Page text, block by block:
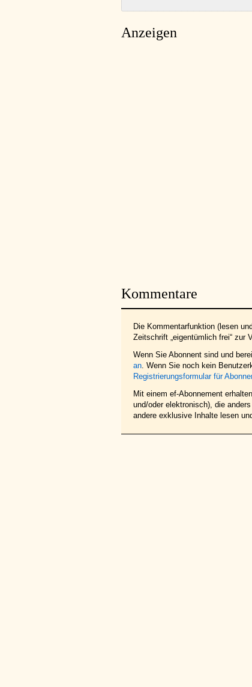
Anzeigen
Kommentare
Die Kommentarfunktion (lesen
Zeitschrift „eigentümlich frei“ zur
Wenn Sie Abonnent sind und
an. Wenn Sie noch kein
Registrierungsformular für
Mit einem ef-Abonnement
und/oder elektronisch), die
andere exklusive Inhalte lesen